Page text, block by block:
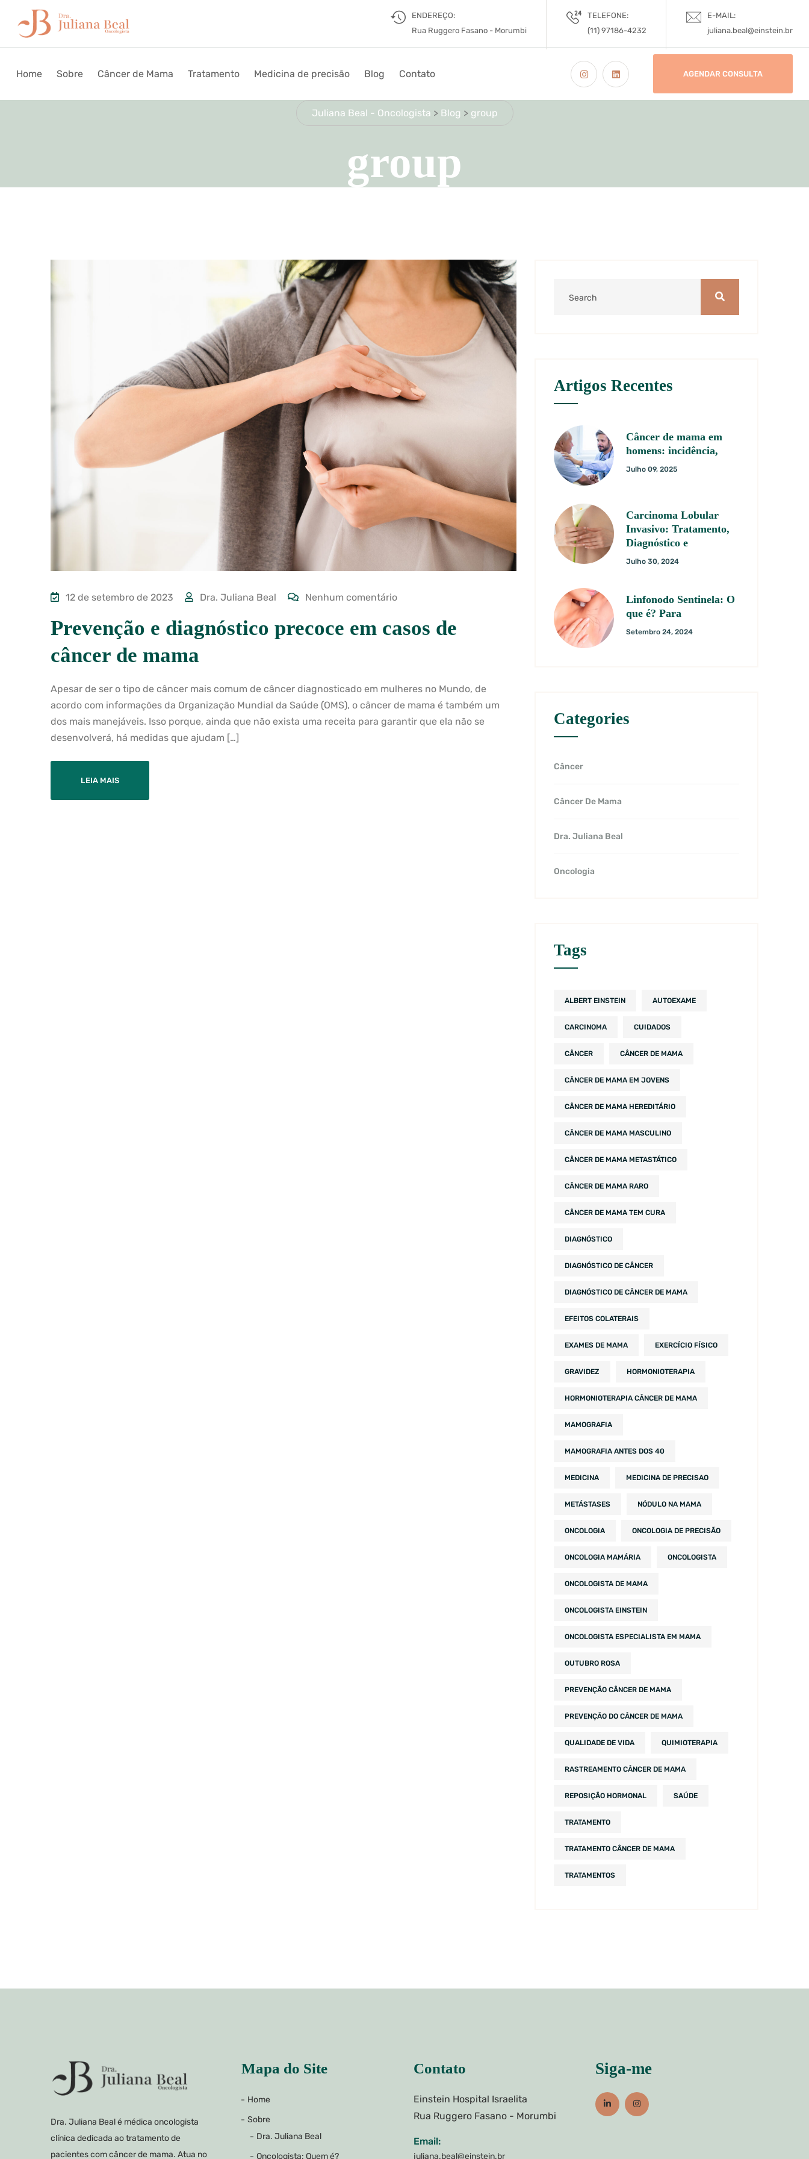
ENDEREÇO:
Rua Ruggero Fasano - Morumbi
TELEFONE:
(11) 97186-4232
E-MAIL:
juliana.beal@einstein.br
Home Sobre Câncer de Mama Tratamento Medicina de precisão Blog Contato AGENDAR CONSULTA
Juliana Beal - Oncologista > Blog > group
group
12 de setembro de 2023 Dra. Juliana Beal Nenhum comentário
Prevenção e diagnóstico precoce em casos de
câncer de mama
Apesar de ser o tipo de câncer mais comum de câncer diagnosticado em mulheres no Mundo, de
acordo com informações da Organização Mundial da Saúde (OMS), o câncer de mama é também um
dos mais manejáveis. Isso porque, ainda que não exista uma receita para garantir que ela não se
desenvolverá, há medidas que ajudam […]
LEIA MAIS
Artigos Recentes
Câncer de mama em
homens: incidência,
Julho 09, 2025
Carcinoma Lobular
Invasivo: Tratamento,
Diagnóstico e
Julho 30, 2024
Linfonodo Sentinela: O
que é? Para
Setembro 24, 2024
Categories
Câncer
Câncer De Mama
Dra. Juliana Beal
Oncologia
Tags
ALBERT EINSTEIN AUTOEXAME
CARCINOMA CUIDADOS
CÂNCER CÂNCER DE MAMA
CÂNCER DE MAMA EM JOVENS
CÂNCER DE MAMA HEREDITÁRIO
CÂNCER DE MAMA MASCULINO
CÂNCER DE MAMA METASTÁTICO
CÂNCER DE MAMA RARO
CÂNCER DE MAMA TEM CURA
DIAGNÓSTICO
DIAGNÓSTICO DE CÂNCER
DIAGNÓSTICO DE CÂNCER DE MAMA
EFEITOS COLATERAIS
EXAMES DE MAMA EXERCÍCIO FÍSICO
GRAVIDEZ HORMONIOTERAPIA
HORMONIOTERAPIA CÂNCER DE MAMA
MAMOGRAFIA
MAMOGRAFIA ANTES DOS 40
MEDICINA MEDICINA DE PRECISAO
METÁSTASES NÓDULO NA MAMA
ONCOLOGIA ONCOLOGIA DE PRECISÃO
ONCOLOGIA MAMÁRIA ONCOLOGISTA
ONCOLOGISTA DE MAMA
ONCOLOGISTA EINSTEIN
ONCOLOGISTA ESPECIALISTA EM MAMA
OUTUBRO ROSA
PREVENÇÃO CÂNCER DE MAMA
PREVENÇÃO DO CÂNCER DE MAMA
QUALIDADE DE VIDA QUIMIOTERAPIA
RASTREAMENTO CÂNCER DE MAMA
REPOSIÇÃO HORMONAL SAÚDE
TRATAMENTO
TRATAMENTO CÂNCER DE MAMA
TRATAMENTOS
Dra. Juliana Beal é médica oncologista
clínica dedicada ao tratamento de
pacientes com câncer de mama. Atua no
Mapa do Site
Home
Sobre
Dra. Juliana Beal
Oncologista: Quem é?
Contato
Einstein Hospital Israelita
Rua Ruggero Fasano - Morumbi
Email:
juliana.beal@einstein.br
Siga-me